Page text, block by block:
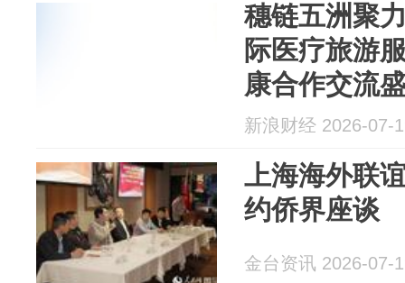
穗链五洲聚
际医疗旅游
康合作交流
新浪财经 2026-07-
上海海外联
约侨界座谈
金台资讯 2026-07-